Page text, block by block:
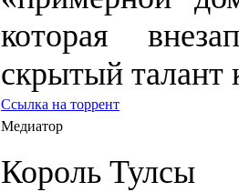
которая
скрытый талант
Ссылка на торрент
Медиатор
Король Тулсы